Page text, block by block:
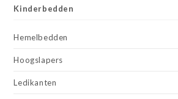
Kinderbedden
Hemelbedden
Hoogslapers
Ledikanten